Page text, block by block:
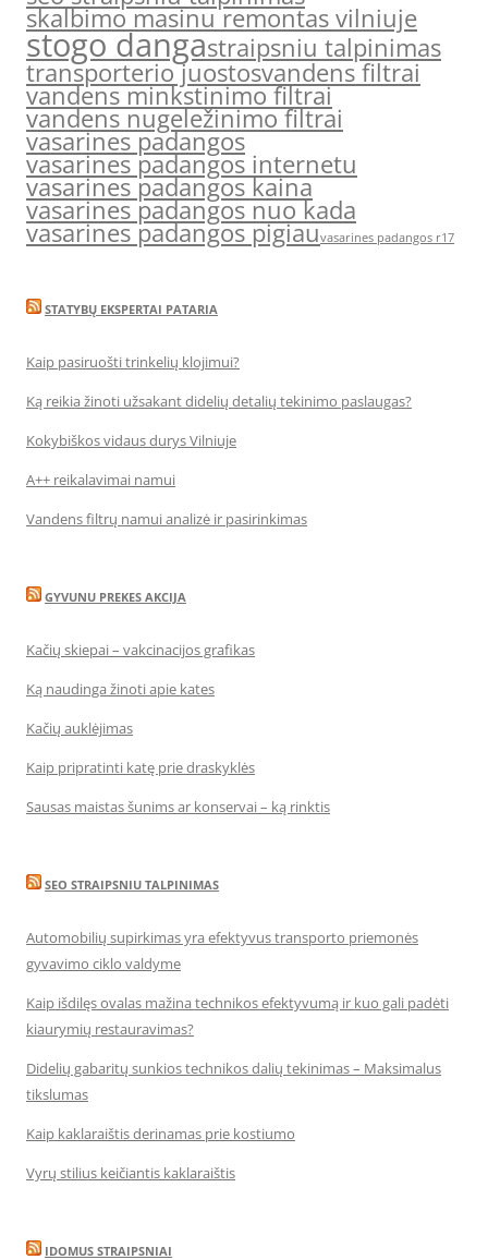
skalbimo masinu remontas vilniuje
stogo dangastraipsniu talpinimas
transporterio juostosvandens filtrai
vandens minkstinimo filtrai
vandens nugeležinimo filtrai
vasarines padangos
vasarines padangos internetu
vasarines padangos kaina
vasarines padangos nuo kada
vasarines padangos pigiauvasarines padangos r17
STATYBŲ EKSPERTAI PATARIA
Kaip pasiruošti trinkelių klojimui?
Ką reikia žinoti užsakant didelių detalių tekinimo paslaugas?
Kokybiškos vidaus durys Vilniuje
A++ reikalavimai namui
Vandens filtrų namui analizė ir pasirinkimas
GYVUNU PREKES AKCIJA
Kačių skiepai – vakcinacijos grafikas
Ką naudinga žinoti apie kates
Kačių auklėjimas
Kaip pripratinti katę prie draskyklės
Sausas maistas šunims ar konservai – ką rinktis
SEO STRAIPSNIU TALPINIMAS
Automobilių supirkimas yra efektyvus transporto priemonės
gyvavimo ciklo valdyme
Kaip išdilęs ovalas mažina technikos efektyvumą ir kuo gali padėti
kiaurymių restauravimas?
Didelių gabaritų sunkios technikos dalių tekinimas – Maksimalus
tikslumas
Kaip kaklaraištis derinamas prie kostiumo
Vyrų stilius keičiantis kaklaraištis
IDOMUS STRAIPSNIAI